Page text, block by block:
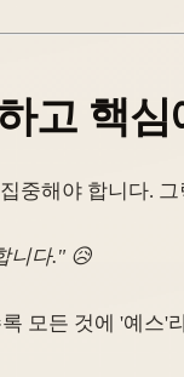
고 핵
중해야 합니다.
니다." 😥
모든 것에 '예스